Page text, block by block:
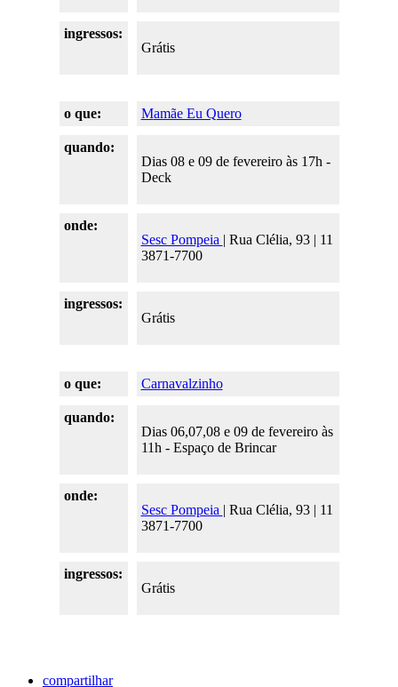
ingressos:
Grátis
o que: Mamãe Eu Quero
quando:
Dias 08 e 09 de fevereiro às 17h -
Deck
onde:
Sesc Pompeia | Rua Clélia, 93 | 11
3871-7700
ingressos:
Grátis
o que: Carnavalzinho
quando:
Dias 06,07,08 e 09 de fevereiro às
11h - Espaço de Brincar
onde:
Sesc Pompeia | Rua Clélia, 93 | 11
3871-7700
ingressos:
Grátis
compartilhar